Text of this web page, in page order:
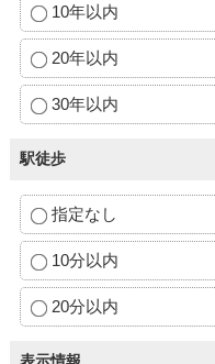
10年以内
20年以内
30年以内
駅徒歩
指定なし
10分以内
20分以内